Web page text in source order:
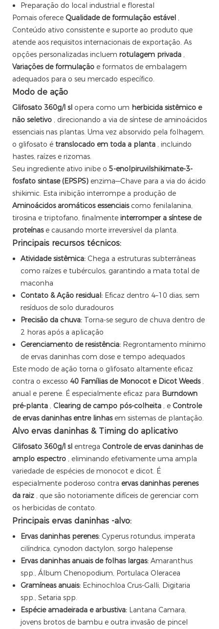
Preparação do local industrial e florestal
Pomais oferece Qualidade de formulação estável ,
Conteúdo ativo consistente e suporte ao produto que
atende aos requisitos internacionais de exportação. As
opções personalizadas incluem rotulagem privada ,
Variações de formulação e formatos de embalagem
adequados para o seu mercado específico.
Modo de ação
Glifosato 360g/l sl opera como um herbicida sistêmico e
não seletivo , direcionando a via de síntese de aminoácidos
essenciais nas plantas. Uma vez absorvido pela folhagem,
o glifosato é translocado em toda a planta , incluindo
hastes, raízes e rizomas.
Seu ingrediente ativo inibe o 5-enolpiruvilshikimate-3-
fosfato sintase (EPSPS) enzima—Chave para a via do ácido
shikimic. Esta inibição interrompe a produção de
Aminoácidos aromáticos essenciais como fenilalanina,
tirosina e triptofano, finalmente interromper a síntese de
proteínas e causando morte irreversível da planta.
Principais recursos técnicos:
Atividade sistêmica: Chega a estruturas subterrâneas
como raízes e tubérculos, garantindo a mata total de
maconha
Contato & Ação residual: Eficaz dentro 4–10 dias, sem
resíduos de solo duradouros
Precisão da chuva: Torna-se seguro de chuva dentro de
2 horas após a aplicação
Gerenciamento de resistência: Regrontamento mínimo
de ervas daninhas com dose e tempo adequados
Este modo de ação torna o glifosato altamente eficaz
contra o excesso 40 Famílias de Monocot e Dicot Weeds ,
anual e perene. É especialmente eficaz para Burndown
pré-planta , Clearing de campo pós-colheita , e Controle
de ervas daninhas entre linhas em sistemas de plantação.
Alvo ervas daninhas & Timing do aplicativo
Glifosato 360g/l sl entrega Controle de ervas daninhas de
amplo espectro , eliminando efetivamente uma ampla
variedade de espécies de monocot e dicot. É
especialmente poderoso contra ervas daninhas perenes
da raiz , que são notoriamente difíceis de gerenciar com
os herbicidas de contato.
Principais ervas daninhas -alvo:
Ervas daninhas perenes: Cyperus rotundus, imperata
cilíndrica, cynodon dactylon, sorgo halepense
Ervas daninhas anuais de folhas largas: Amaranthus
spp., Álbum Chenopodium, Portulaca Oleracea
Gramíneas anuais: Echinochloa Crus-Galli, Digitaria
spp., Setaria spp.
Espécie amadeirada e arbustiva: Lantana Camara,
jovens brotos de bambu e outra invasão de pincel